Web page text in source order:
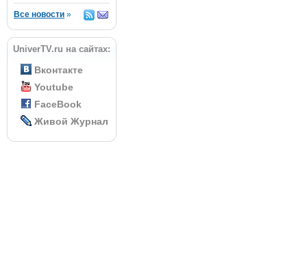
Все новости »
UniverTV.ru на сайтах:
Вконтакте
Youtube
FaceBook
Живой Журнал